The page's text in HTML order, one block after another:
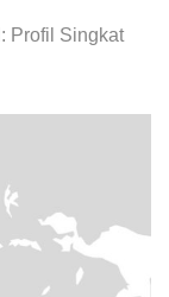
Profil Singkat